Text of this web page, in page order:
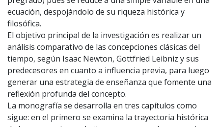
ecuación, despojándolo de su riqueza histórica y
filosófica.
El objetivo principal de la investigación es realizar un
análisis comparativo de las concepciones clásicas del
tiempo, según Isaac Newton, Gottfried Leibniz y sus
predecesores en cuanto a influencia previa, para luego
generar una estrategia de enseñanza que fomente una
reflexión profunda del concepto.
La monografía se desarrolla en tres capítulos como
sigue: en el primero se examina la trayectoria histórica